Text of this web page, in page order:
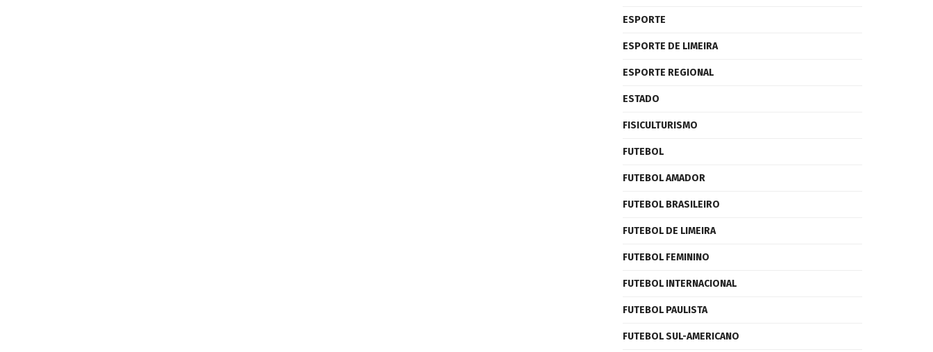
ESPORTE
ESPORTE DE LIMEIRA
ESPORTE REGIONAL
ESTADO
FISICULTURISMO
FUTEBOL
FUTEBOL AMADOR
FUTEBOL BRASILEIRO
FUTEBOL DE LIMEIRA
FUTEBOL FEMININO
FUTEBOL INTERNACIONAL
FUTEBOL PAULISTA
FUTEBOL SUL-AMERICANO